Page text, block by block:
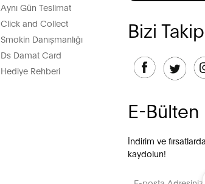
Aynı Gün Teslimat
Click and Collect
Smokin Danışmanlığı
Ds Damat Card
Hediye Rehberi
Bizi
E-Bülten
İndirim ve
kaydolun!